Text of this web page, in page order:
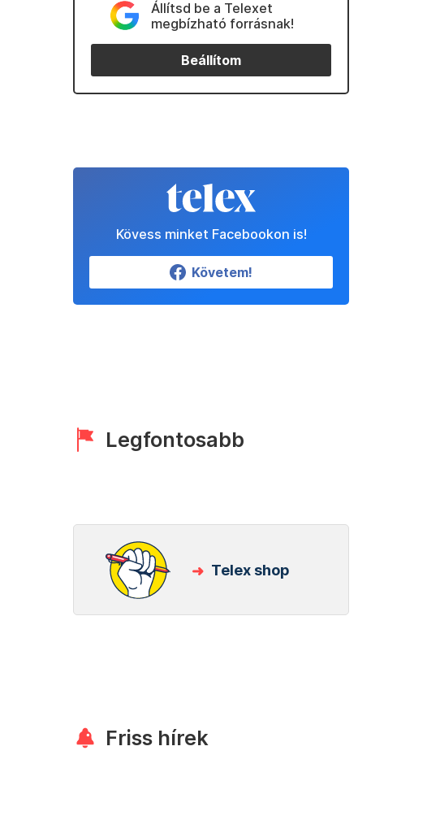
Állítsd be a Telexet
megbízható forrásnak!
Beállítom
Kövess minket Facebookon is!
Követem!
Legfontosabb
Telex shop
Friss hírek